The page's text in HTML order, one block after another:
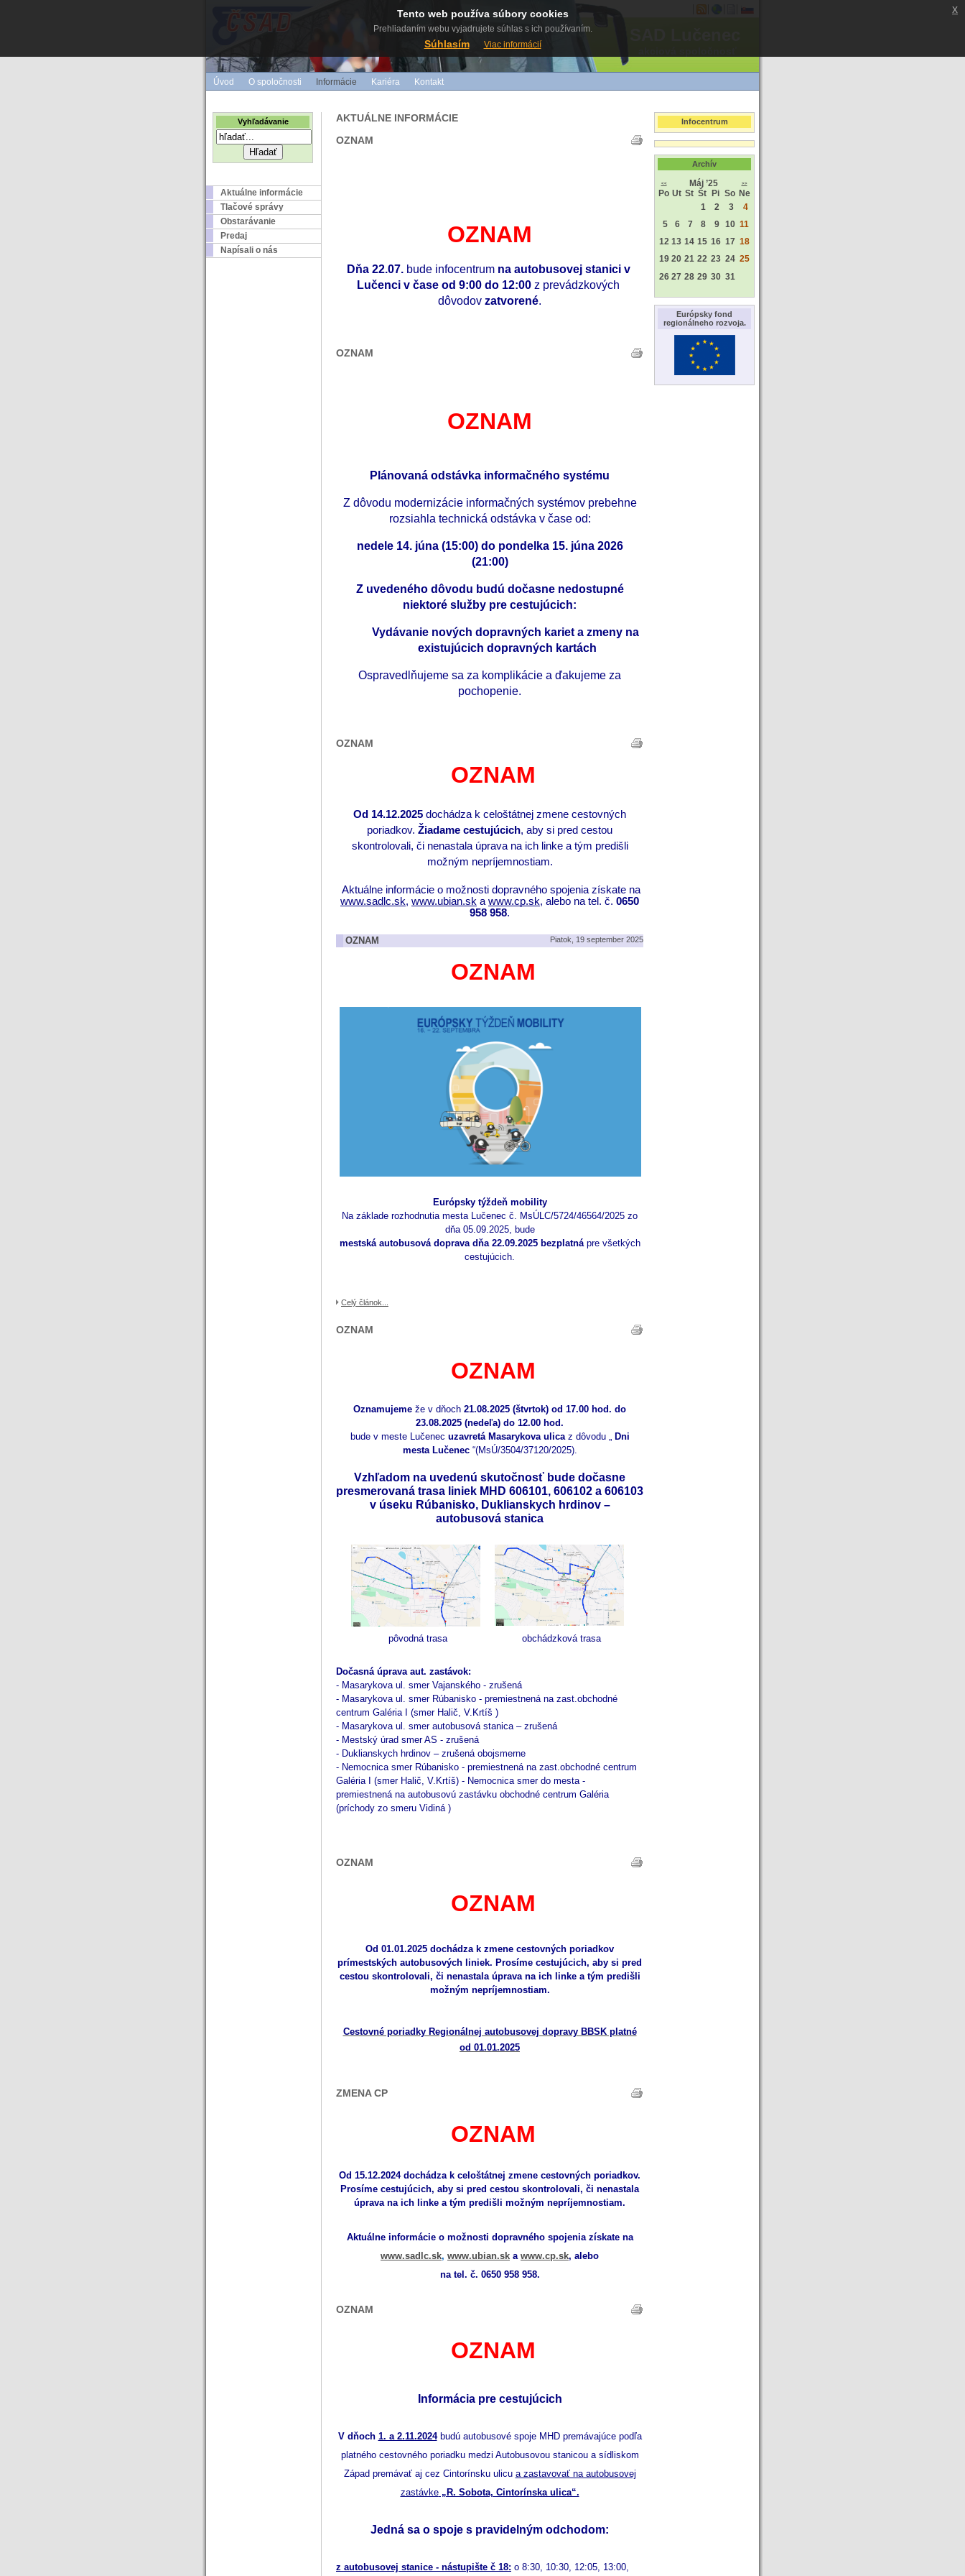
Úvod O spoločnosti Informácie Kariéra Kontakt
Vyhľadávanie
Aktuálne informácie
Tlačové správy
Obstarávanie
Predaj
Napísali o nás
AKTUÁLNE INFORMÁCIE
OZNAM
OZNAM
Dňa 22.07. bude infocentrum na autobusovej stanici v
Lučenci v čase od 9:00 do 12:00 z prevádzkových
dôvodov zatvorené.
OZNAM
OZNAM
Plánovaná odstávka informačného systému
Z dôvodu modernizácie informačných systémov prebehne
rozsiahla technická odstávka v čase od:
nedele 14. júna (15:00) do pondelka 15. júna 2026
(21:00)
Z uvedeného dôvodu budú dočasne nedostupné
niektoré služby pre cestujúcich:
Vydávanie nových dopravných kariet a zmeny na
existujúcich dopravných kartách
Ospravedlňujeme sa za komplikácie a ďakujeme za
pochopenie.
OZNAM
OZNAM
Od 14.12.2025 dochádza k celoštátnej zmene cestovných
poriadkov. Žiadame cestujúcich, aby si pred cestou
skontrolovali, či nenastala úprava na ich linke a tým predišli
možným nepríjemnostiam.
Aktuálne informácie o možnosti dopravného spojenia získate na
www.sadlc.sk, www.ubian.sk a www.cp.sk, alebo na tel. č. 0650
958 958.
Piatok, 19 september 2025
OZNAM
OZNAM
Európsky týždeň mobility
Na základe rozhodnutia mesta Lučenec č. MsÚLC/5724/46564/2025 zo
dňa 05.09.2025, bude
mestská autobusová doprava dňa 22.09.2025 bezplatná pre všetkých
cestujúcich.
Celý článok...
OZNAM
OZNAM
Oznamujeme že v dňoch 21.08.2025 (štvrtok) od 17.00 hod. do
23.08.2025 (nedeľa) do 12.00 hod.
bude v meste Lučenec uzavretá Masarykova ulicaz dôvodu „ Dni
mesta Lučenec“(MsÚ/3504/37120/2025).
Vzhľadom na uvedenú skutočnosť bude dočasne
presmerovaná trasa liniek MHD 606101, 606102 a 606103
v úseku Rúbanisko, Duklianskych hrdinov –
autobusová stanica
pôvodná trasa obchádzková trasa
Dočasná úprava aut. zastávok:
- Masarykova ul. smer Vajanského - zrušená
- Masarykova ul. smer Rúbanisko - premiestnená na zast.obchodné
centrum Galéria I (smer Halič, V.Krtíš )
- Masarykova ul. smer autobusová stanica – zrušená
- Mestský úrad smer AS - zrušená
- Duklianskych hrdinov – zrušená obojsmerne
- Nemocnica smer Rúbanisko - premiestnená na zast.obchodné centrum
Galéria I (smer Halič, V.Krtíš) - Nemocnica smer do mesta -
premiestnená na autobusovú zastávku obchodné centrum Galéria
(príchody zo smeru Vidiná )
OZNAM
OZNAM
Od 01.01.2025 dochádza k zmene cestovných poriadkov
prímestských autobusových liniek. Prosíme cestujúcich, aby si pred
cestou skontrolovali, či nenastala úprava na ich linke a tým predišli
možným nepríjemnostiam.
Cestovné poriadky Regionálnej autobusovej dopravy BBSK platné
od 01.01.2025
ZMENA CP
OZNAM
Od 15.12.2024 dochádza k celoštátnej zmene cestovných poriadkov.
Prosíme cestujúcich, aby si pred cestou skontrolovali, či nenastala
úprava na ich linke a tým predišli možným nepríjemnostiam.
Aktuálne informácie o možnosti dopravného spojenia získate na
www.sadlc.sk, www.ubian.sk a www.cp.sk, alebo
na tel. č. 0650 958 958.
OZNAM
OZNAM
Informácia pre cestujúcich
V dňoch 1. a 2.11.2024 budú autobusové spoje MHD premávajúce podľa
platného cestovného poriadku medzi Autobusovou stanicou a sídliskom
Západ premávať aj cez Cintorínsku ulicu a zastavovať na autobusovej
zastávke„R. Sobota, Cintorínska ulica“.
Jedná sa o spoje s pravidelným odchodom:
z autobusovej stanice - nástupište č 18: o 8:30, 10:30, 12:05, 13:00,
Infocentrum
Archív
<< Máj ’25 >>
Po Ut St Št Pi So Ne
1
2 3
4
5
6 7 8 9 10 11
12 13 14 15 16 17 18
19 20 21 22 23 24 25
26 27 28 29 30 31
Európsky fond
regionálneho rozvoja.
Tento web používa súbory cookies
Prehliadaním webu vyjadrujete súhlas s ich používaním.
Súhlasím Viac informácií
x